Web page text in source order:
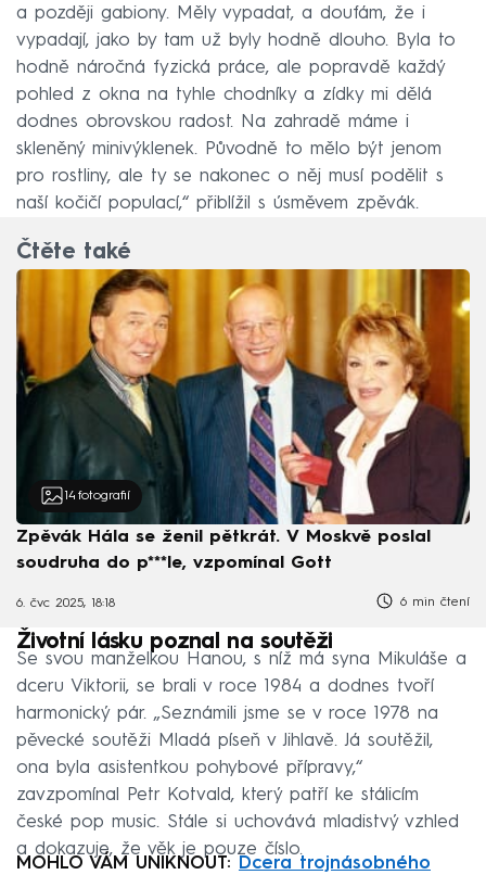
a později gabiony. Měly vypadat, a doufám, že i
vypadají, jako by tam už byly hodně dlouho. Byla to
hodně náročná fyzická práce, ale popravdě každý
pohled z okna na tyhle chodníky a zídky mi dělá
dodnes obrovskou radost. Na zahradě máme i
skleněný minivýklenek. Původně to mělo být jenom
pro rostliny, ale ty se nakonec o něj musí podělit s
naší kočičí populací,“ přiblížil s úsměvem zpěvák.
Čtěte také
14 fotografií
Zpěvák Hála se ženil pětkrát. V Moskvě poslal
soudruha do p***le, vzpomínal Gott
6. čvc 2025, 18:18 6 min čtení
Životní lásku poznal na soutěži
Se svou manželkou Hanou, s níž má syna Mikuláše a
dceru Viktorii, se brali v roce 1984 a dodnes tvoří
harmonický pár. „Seznámili jsme se v roce 1978 na
pěvecké soutěži Mladá píseň v Jihlavě. Já soutěžil,
ona byla asistentkou pohybové přípravy,“
zavzpomínal Petr Kotvald, který patří ke stálicím
české pop music. Stále si uchovává mladistvý vzhled
a dokazuje, že věk je pouze číslo.
MOHLO VÁM UNIKNOUT:
Dcera trojnásobného